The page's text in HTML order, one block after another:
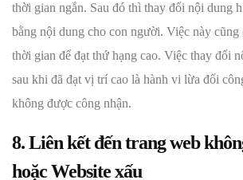
thời gian ngắn. Sau đó thì thay đổi nội dung
bằng nội dung cho con người. Việc này cũng
thời gian để đạt thứ hạng cao. Việc thay đổi
sau khi đã đạt vị trí cao là hành vi lừa đối
không được công nhận.
8. Liên kết đến trang web
hoặc Website xấu